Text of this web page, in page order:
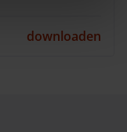
downloaden